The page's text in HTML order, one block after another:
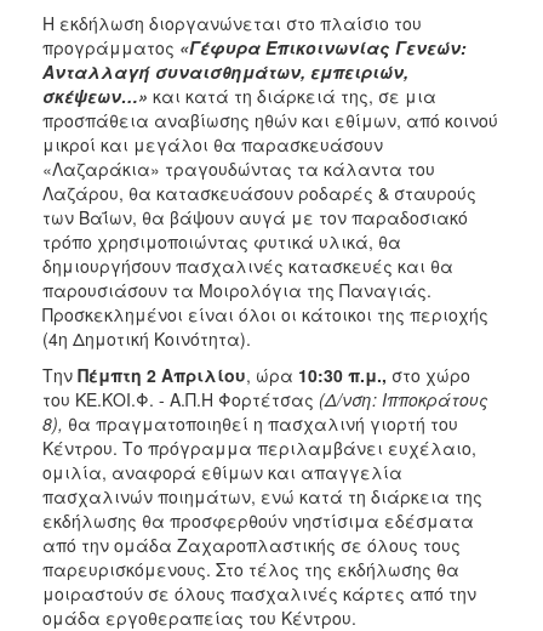
Η εκδήλωση διοργανώνεται στο πλαίσιο του
προγράμματος «Γέφυρα Επικοινωνίας Γενεών:
Ανταλλαγή συναισθημάτων, εμπειριών,
σκέψεων…» και κατά τη διάρκειά της, σε μια
προσπάθεια αναβίωσης ηθών και εθίμων, από κοινού
μικροί και μεγάλοι θα παρασκευάσουν
«Λαζαράκια» τραγουδώντας τα κάλαντα του
Λαζάρου, θα κατασκευάσουν ροδαρές & σταυρούς
των Βαΐων, θα βάψουν αυγά με τον παραδοσιακό
τρόπο χρησιμοποιώντας φυτικά υλικά, θα
δημιουργήσουν πασχαλινές κατασκευές και θα
παρουσιάσουν τα Μοιρολόγια της Παναγιάς.
Προσκεκλημένοι είναι όλοι οι κάτοικοι της περιοχής
(4η Δημοτική Κοινότητα).
Την Πέμπτη 2 Απριλίου, ώρα 10:30 π.μ., στο χώρο
του ΚΕ.ΚΟΙ.Φ. - Α.Π.Η Φορτέτσας (Δ/νση: Ιπποκράτους
8), θα πραγματοποιηθεί η πασχαλινή γιορτή του
Κέντρου. Το πρόγραμμα περιλαμβάνει ευχέλαιο,
ομιλία, αναφορά εθίμων και απαγγελία
πασχαλινών ποιημάτων, ενώ κατά τη διάρκεια της
εκδήλωσης θα προσφερθούν νηστίσιμα εδέσματα
από την ομάδα Ζαχαροπλαστικής σε όλους τους
παρευρισκόμενους. Στο τέλος της εκδήλωσης θα
μοιραστούν σε όλους πασχαλινές κάρτες από την
ομάδα εργοθεραπείας του Κέντρου.